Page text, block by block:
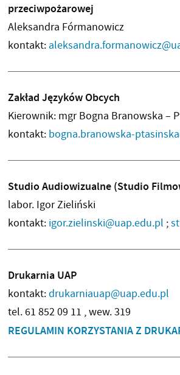
przeciwpożarowej
Aleksandra Fórmanowicz
kontakt:
Zakład Języków Obcych
Kierownik: mgr Bogna Branowska –
kontakt: bogna.branowska-
Studio Audiowizualne (Studio
labor. Igor Zieliński
kontakt: igor.zielinski@uap.edu.pl ;
Drukarnia UAP
kontakt:drukarniauap@uap.edu.pl
tel. 61 852 09 11 , wew. 319
REGULAMIN KORZYSTANIA Z